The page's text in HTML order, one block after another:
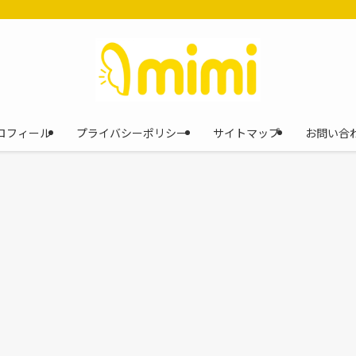
フィール プライバシーポリシー サイトマップ お問い合